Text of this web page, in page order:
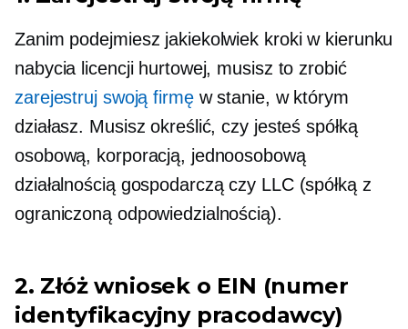
Zanim podejmiesz jakiekolwiek kroki w kierunku
nabycia licencji hurtowej, musisz to zrobić
zarejestruj swoją firmęw stanie, w którym
działasz. Musisz określić, czy jesteś spółką
osobową, korporacją, jednoosobową
działalnością gospodarczą czy LLC (spółką z
ograniczoną odpowiedzialnością).
2. Złóż wniosek o EIN (numer
identyfikacyjny pracodawcy)